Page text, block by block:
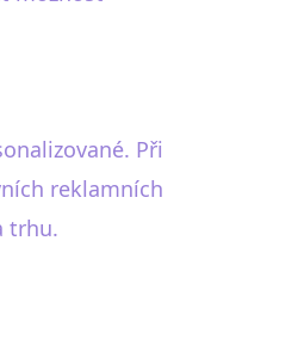
Při
reklamních
trhu.